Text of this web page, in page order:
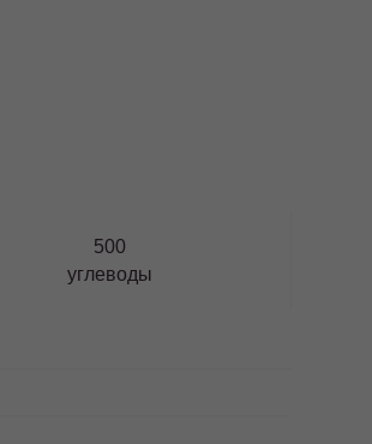
500
углеводы